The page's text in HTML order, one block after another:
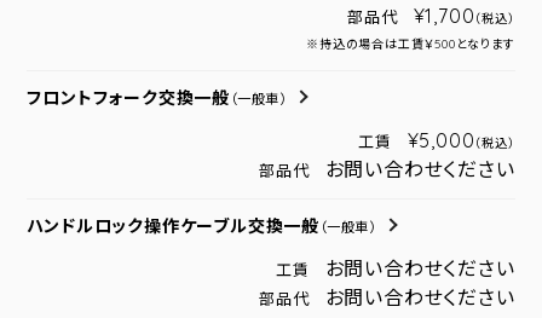
部品代 ¥1,700 （税込）
※持込の場合は工賃￥500となります
フロントフォーク交換一般 （一般車）
工賃 ¥5,000 （税込）
部品代 お問い合わせください
ハンドルロック操作ケーブル交換一般 （一般車）
工賃 お問い合わせください
部品代 お問い合わせください